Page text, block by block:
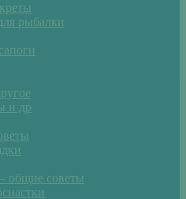
рыбалки
и др
общие советы